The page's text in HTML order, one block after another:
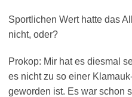
Sportlichen Wert hatte das
nicht, oder?
Prokop: Mir hat es diesmal
es nicht zu so einer
geworden ist. Es war schon